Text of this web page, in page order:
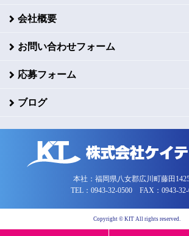
会社概要
お問い合わせフォーム
応募フォーム
ブログ
本社：福岡県八女郡広川町藤田
TEL：0943-32-0500 FAX：0943-32-
Copyright © KIT All rights reserved.